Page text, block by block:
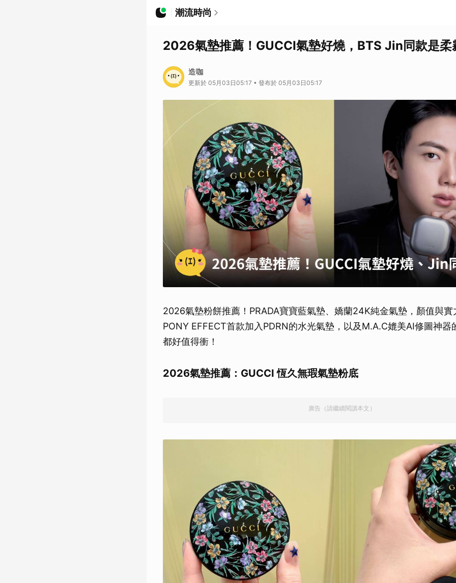
潮流時尚
2026氣墊推薦！GUCCI氣墊好燒，BTS Jin同款是柔
造咖
更新於 05月03日05:17 • 發布於 05月03日05:17
2026氣墊粉餅推薦！PRADA寶寶藍氣墊、嬌蘭24K純金氣墊，顏值與實
PONY EFFECT首款加入PDRN的水光氣墊，以及M.A.C媲美AI修圖神器
都好值得衝！
2026氣墊推薦：GUCCI 恆久無瑕氣墊粉底
廣告（請繼續閱讀本文）